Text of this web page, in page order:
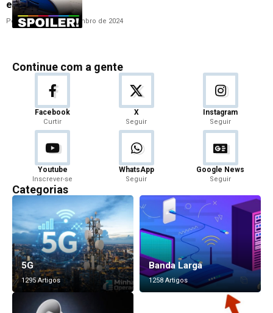
estrear
Por Redação 17 de setembro de 2024
Continue com a gente
Facebook
Curtir
X
Seguir
Instagram
Seguir
Youtube
Inscrever-se
WhatsApp
Seguir
Google News
Seguir
Categorias
5G
1295 Artigos
Banda Larga
1258 Artigos